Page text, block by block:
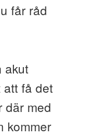
får råd
akut
att få det
där med
kommer